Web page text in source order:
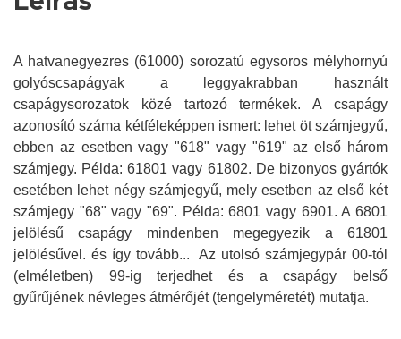
A hatvanegyezres (61000) sorozatú egysoros mélyhornyú
golyóscsapágyak a leggyakrabban használt
csapágysorozatok közé tartozó termékek. A csapágy
azonosító száma kétféleképpen ismert: lehet öt számjegyű,
ebben az esetben vagy "618" vagy "619" az első három
számjegy. Példa: 61801 vagy 61802. De bizonyos gyártók
esetében lehet négy számjegyű, mely esetben az első két
számjegy "68" vagy "69". Példa: 6801 vagy 6901. A 6801
jelölésű csapágy mindenben megegyezik a 61801
jelölésűvel. és így tovább... Az utolsó számjegypár 00-tól
(elméletben) 99-ig terjedhet és a csapágy belső
gyűrűjének névleges átmérőjét (tengelyméretét) mutatja.